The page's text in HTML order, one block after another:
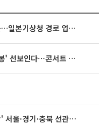
태풍 '돌핀' 오키나와 접근…일본기상청 경로 업데이트
빅뱅, 20주년 기념 '새 뱅봉' 선보인다⋯콘서트 앞두고 팝업 개최
·충북 선관위 등 추가 압수수색